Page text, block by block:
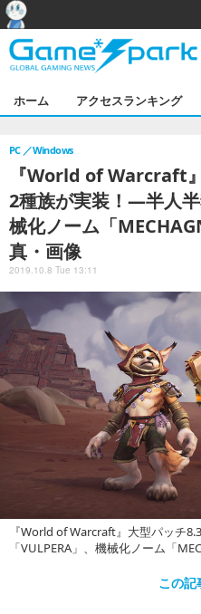
ホーム アクセスランキング
『World of Warcraft
2種族が実装！―半人
械化ノーム「
真・画像
PC Windows
2019.10.8 Tue 13:11
『World of Warcraft』大型パッチ
「VULPERA」、機械化ノーム「
この記